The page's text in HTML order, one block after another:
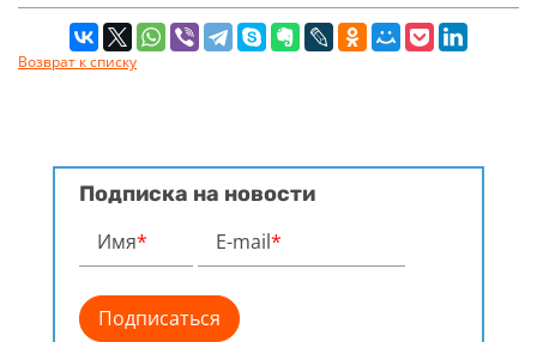
Возврат к списку
Подписка на новости
Имя* E-mail*